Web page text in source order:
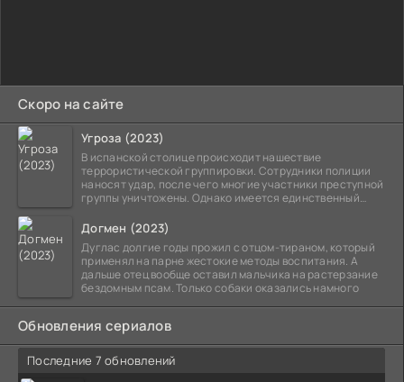
Скоро на сайте
Угроза (2023)
В испанской столице происходит нашествие
террористической группировки. Сотрудники полиции
наносят удар, после чего многие участники преступной
группы уничтожены. Однако имеется единственный
Догмен (2023)
Дуглас долгие годы прожил с отцом-тираном, который
применял на парне жестокие методы воспитания. А
дальше отец вообще оставил мальчика на растерзание
бездомным псам. Только собаки оказались намного
Обновления сериалов
Последние 7 обновлений